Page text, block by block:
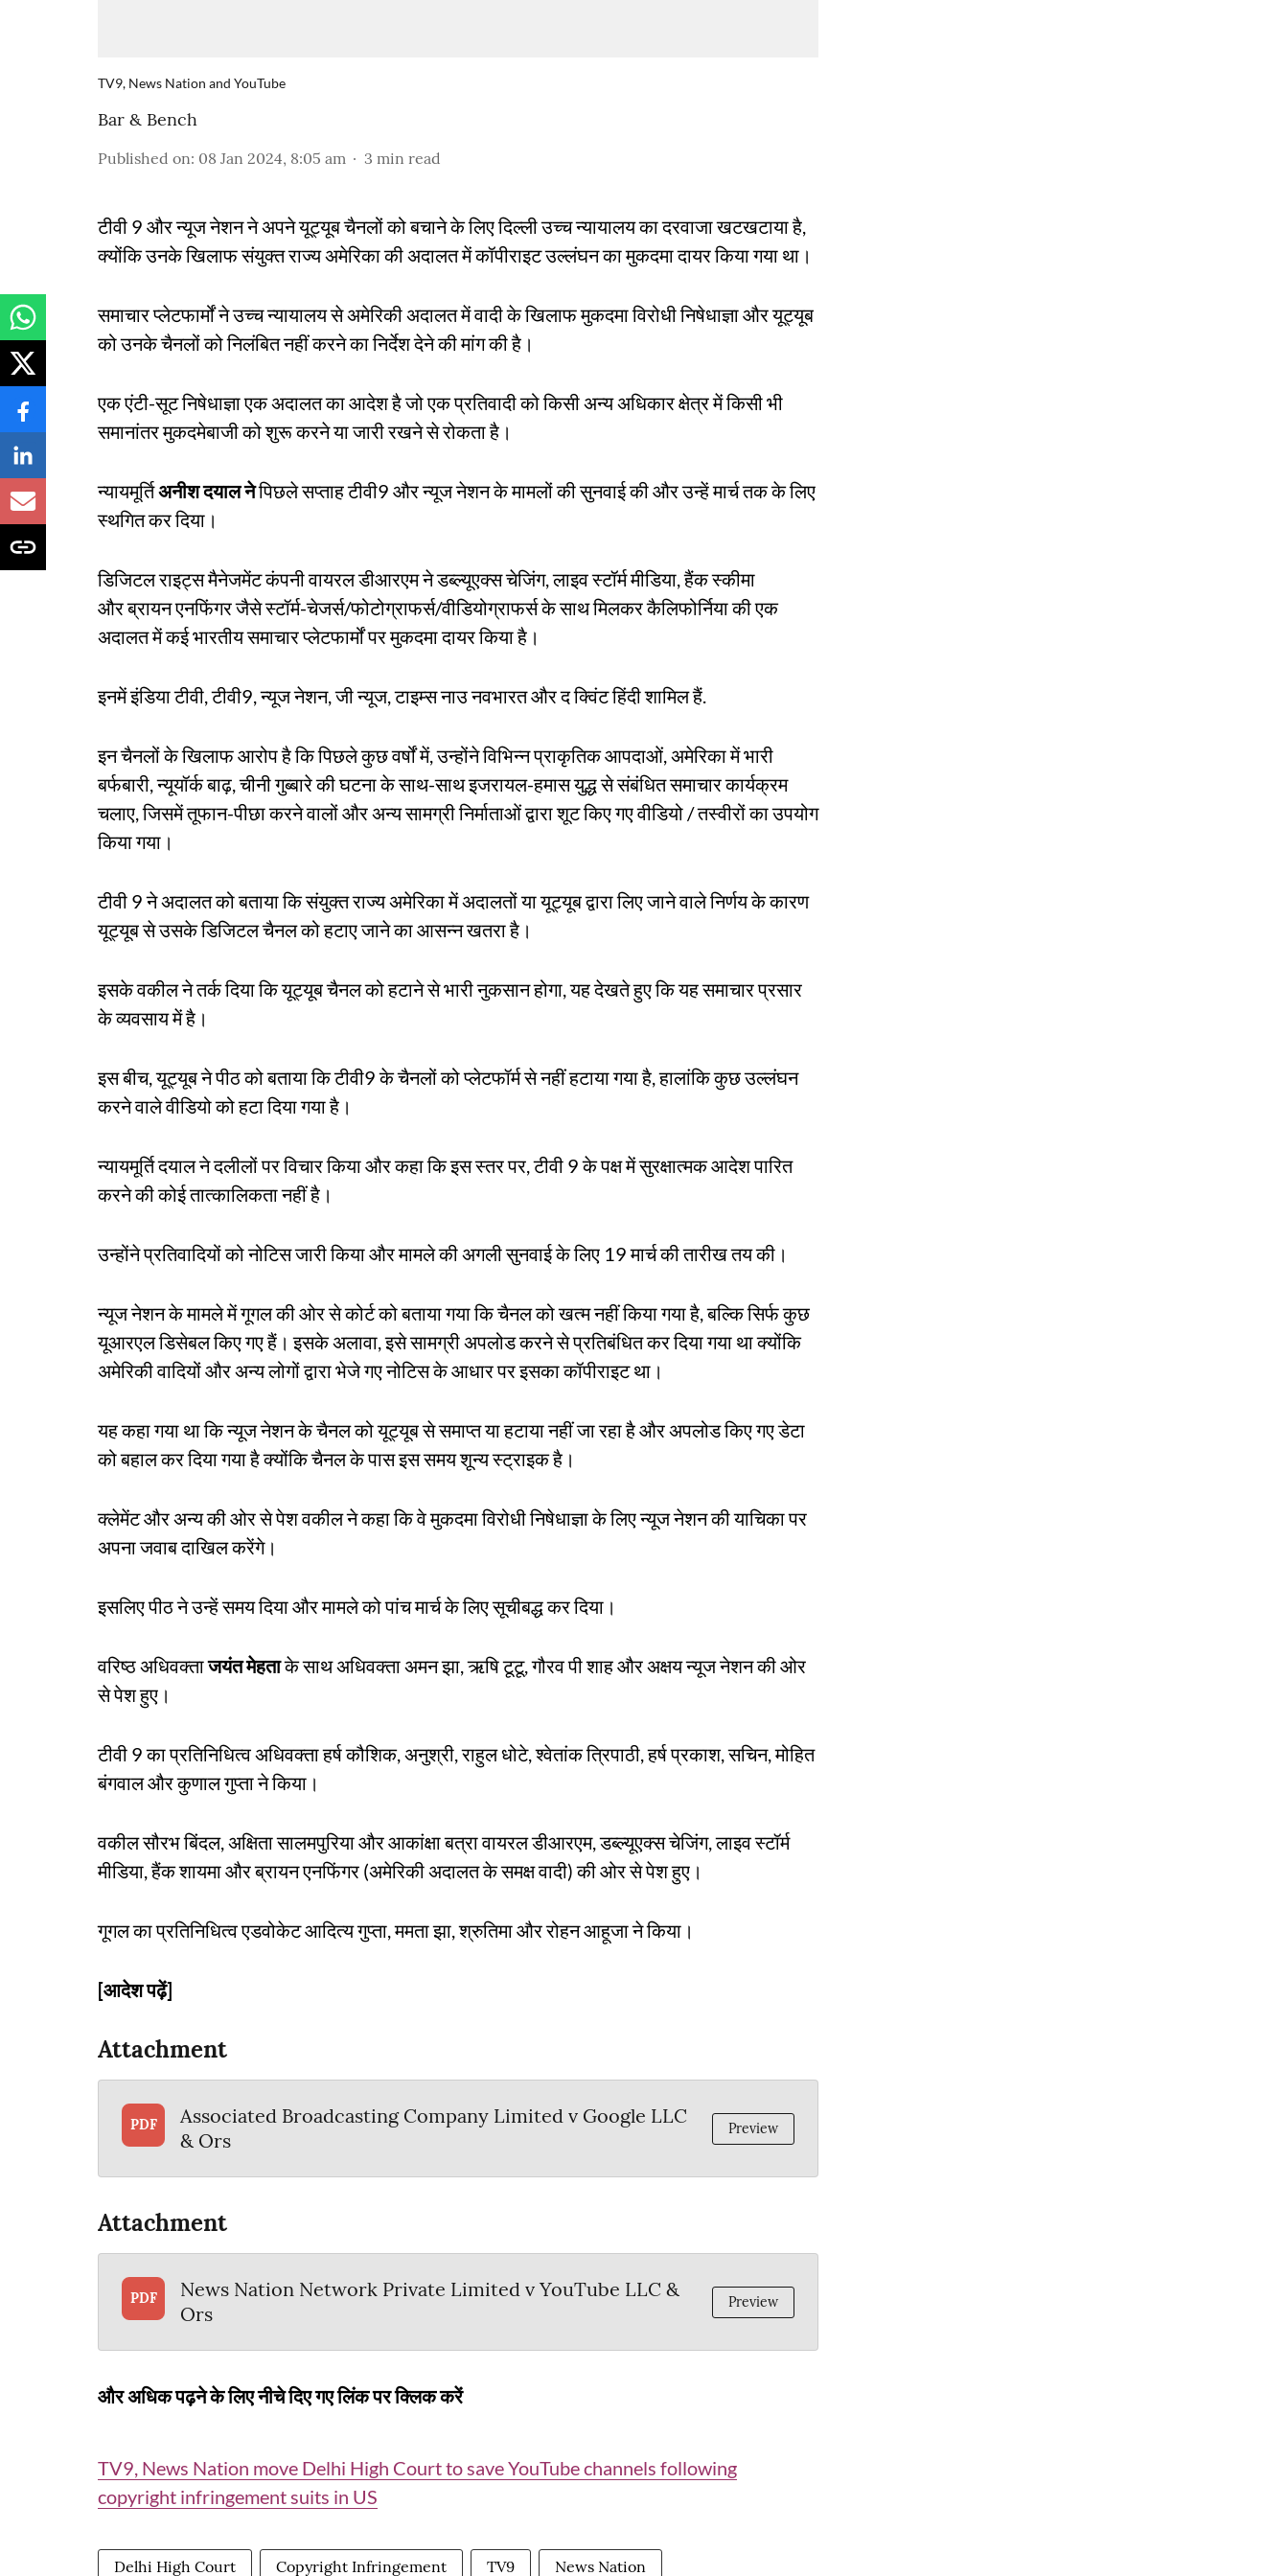
TV9, News Nation and YouTube
Bar & Bench
Published on: 08 Jan 2024, 8:05 am 3 min read
टीवी 9 और न्यूज नेशन ने अपने यूट्यूब चैनलों को बचाने के लिए दिल्ली उच्च न्यायालय का दरवाजा खटखटाया है,
क्योंकि उनके खिलाफ संयुक्त राज्य अमेरिका की अदालत में कॉपीराइट उल्लंघन का मुकदमा दायर किया गया था।
समाचार प्लेटफार्मों ने उच्च न्यायालय से अमेरिकी अदालत में वादी के खिलाफ मुकदमा विरोधी निषेधाज्ञा और यूट्यूब
को उनके चैनलों को निलंबित नहीं करने का निर्देश देने की मांग की है।
एक एंटी-सूट निषेधाज्ञा एक अदालत का आदेश है जो एक प्रतिवादी को किसी अन्य अधिकार क्षेत्र में किसी भी
समानांतर मुकदमेबाजी को शुरू करने या जारी रखने से रोकता है।
न्यायमूर्तिअनीश दयाल नेपिछले सप्ताह टीवी9 और न्यूज नेशन के मामलों की सुनवाई की और उन्हें मार्च तक के लिए
स्थगित कर दिया।
डिजिटल राइट्स मैनेजमेंट कंपनी वायरल डीआरएम ने डब्ल्यूएक्स चेजिंग, लाइव स्टॉर्म मीडिया, हैंक स्कीमा
और ब्रायन एनफिंगर जैसे स्टॉर्म-चेजर्स/फोटोग्राफर्स/वीडियोग्राफर्स के साथ मिलकर कैलिफोर्निया की एक
अदालत में कई भारतीय समाचार प्लेटफार्मों पर मुकदमा दायर किया है।
इनमें इंडिया टीवी, टीवी9, न्यूज नेशन, जी न्यूज, टाइम्स नाउ नवभारत और द क्विंट हिंदी शामिल हैं.
इन चैनलों के खिलाफ आरोप है कि पिछले कुछ वर्षों में, उन्होंने विभिन्न प्राकृतिक आपदाओं, अमेरिका में भारी
बर्फबारी, न्यूयॉर्क बाढ़, चीनी गुब्बारे की घटना के साथ-साथ इजरायल-हमास युद्ध से संबंधित समाचार कार्यक्रम
चलाए, जिसमें तूफान-पीछा करने वालों और अन्य सामग्री निर्माताओं द्वारा शूट किए गए वीडियो / तस्वीरों का उपयोग
किया गया।
टीवी 9 ने अदालत को बताया कि संयुक्त राज्य अमेरिका में अदालतों या यूट्यूब द्वारा लिए जाने वाले निर्णय के कारण
यूट्यूब से उसके डिजिटल चैनल को हटाए जाने का आसन्न खतरा है।
इसके वकील ने तर्क दिया कि यूट्यूब चैनल को हटाने से भारी नुकसान होगा, यह देखते हुए कि यह समाचार प्रसार
के व्यवसाय में है।
इस बीच, यूट्यूब ने पीठ को बताया कि टीवी9 के चैनलों को प्लेटफॉर्म से नहीं हटाया गया है, हालांकि कुछ उल्लंघन
करने वाले वीडियो को हटा दिया गया है।
न्यायमूर्ति दयाल ने दलीलों पर विचार किया और कहा कि इस स्तर पर, टीवी 9 के पक्ष में सुरक्षात्मक आदेश पारित
करने की कोई तात्कालिकता नहीं है।
उन्होंने प्रतिवादियों को नोटिस जारी किया और मामले की अगली सुनवाई के लिए 19 मार्च की तारीख तय की।
न्यूज नेशन के मामले में गूगल की ओर से कोर्ट को बताया गया कि चैनल को खत्म नहीं किया गया है, बल्कि सिर्फ कुछ
यूआरएल डिसेबल किए गए हैं। इसके अलावा, इसे सामग्री अपलोड करने से प्रतिबंधित कर दिया गया था क्योंकि
अमेरिकी वादियों और अन्य लोगों द्वारा भेजे गए नोटिस के आधार पर इसका कॉपीराइट था।
यह कहा गया था कि न्यूज नेशन के चैनल को यूट्यूब से समाप्त या हटाया नहीं जा रहा है और अपलोड किए गए डेटा
को बहाल कर दिया गया है क्योंकि चैनल के पास इस समय शून्य स्ट्राइक है।
क्लेमेंट और अन्य की ओर से पेश वकील ने कहा कि वे मुकदमा विरोधी निषेधाज्ञा के लिए न्यूज नेशन की याचिका पर
अपना जवाब दाखिल करेंगे।
इसलिए पीठ ने उन्हें समय दिया और मामले को पांच मार्च के लिए सूचीबद्ध कर दिया।
वरिष्ठ अधिवक्ताजयंत मेहताके साथ अधिवक्ता अमन झा, ऋषि टूटू, गौरव पी शाह और अक्षय न्यूज नेशन की ओर
से पेश हुए।
टीवी 9 का प्रतिनिधित्व अधिवक्ता हर्ष कौशिक, अनुश्री, राहुल धोटे, श्वेतांक त्रिपाठी, हर्ष प्रकाश, सचिन, मोहित
बंगवाल और कुणाल गुप्ता ने किया।
वकील सौरभ बिंदल, अक्षिता सालमपुरिया और आकांक्षा बत्रा वायरल डीआरएम, डब्ल्यूएक्स चेजिंग, लाइव स्टॉर्म
मीडिया, हैंक शायमा और ब्रायन एनफिंगर (अमेरिकी अदालत के समक्ष वादी) की ओर से पेश हुए।
गूगल का प्रतिनिधित्व एडवोकेट आदित्य गुप्ता, ममता झा, श्रुतिमा और रोहन आहूजा ने किया।
[आदेश पढ़ें]
Attachment
PDF
Associated Broadcasting Company Limited v Google LLC
& Ors
Preview
Attachment
PDF
News Nation Network Private Limited v YouTube LLC &
Ors
Preview
और अधिक पढ़ने के लिए नीचे दिए गए लिंक पर क्लिक करें
TV9, News Nation move Delhi High Court to save YouTube channels following
copyright infringement suits in US
Delhi High Court Copyright Infringement TV9 News Nation